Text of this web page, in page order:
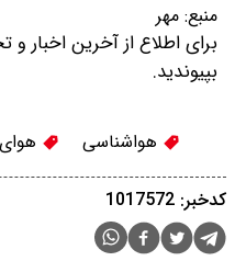
منبع: مهر
برای اطلاع از آخرین اخبار
بپیوندید.
هواشناسی
کدخبر: 1017572